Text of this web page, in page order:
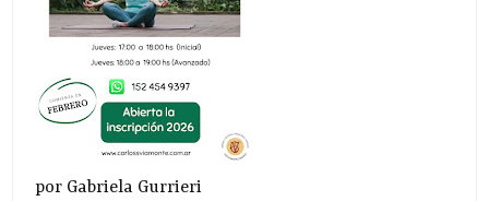
por Gabriela Gurrieri